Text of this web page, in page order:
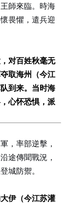
師來臨。時海
畏懼，遣兵迎
对百姓秋毫无
取海州（今江
到来。当时海
心怀恐惧，派
，率部逆擊，
途傳聞戰況，
城防禦。
伊（今江苏灌